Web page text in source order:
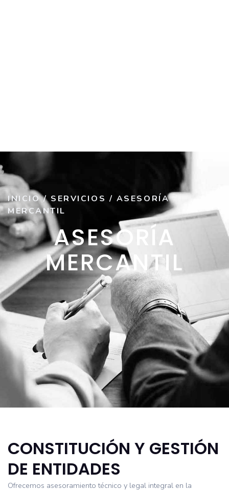
INICIO/ SERVICIOS / ASESORÍA
MERCANTIL
ASESORÍA
MERCANTIL
CONSTITUCIÓN Y GESTIÓN
DE ENTIDADES
Ofrecemos asesoramiento técnico y legal integral en la